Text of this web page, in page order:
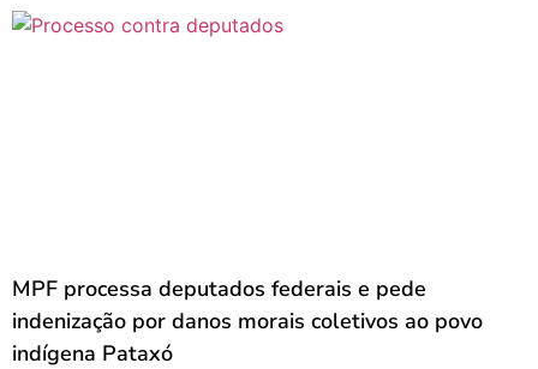
MPF processa deputados federais e pede
indenização por danos morais coletivos ao povo
indígena Pataxó